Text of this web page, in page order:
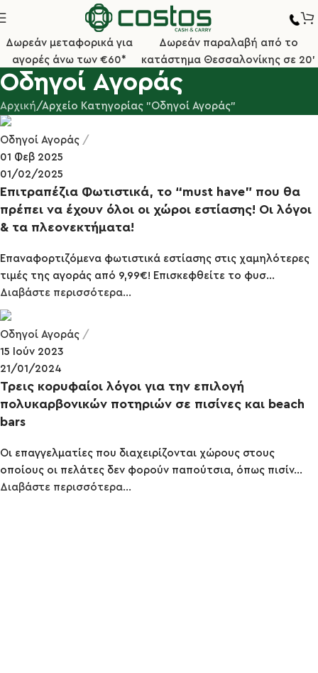
Δωρεάν μεταφορικά για
αγορές άνω των €60*
Δωρεάν παραλαβή από το
κατάστημα Θεσσαλονίκης σε 20'
Οδηγοί Αγοράς
Αρχική Αρχείο Κατηγορίας "Οδηγοί Αγοράς"
Οδηγοί Αγοράς
01 Φεβ 2025
01/02/2025
Επιτραπέζια Φωτιστικά, τo “must have” που θα
πρέπει να έχουν όλοι οι χώροι εστίασης! Οι λόγοι
& τα πλεονεκτήματα!
Επαναφορτιζόμενα φωτιστικά εστίασης στις χαμηλότερες
τιμές της αγοράς από 9,99€! Επισκεφθείτε το φυσ...
Διαβάστε περισσότερα...
Οδηγοί Αγοράς
15 Ιούν 2023
21/01/2024
Τρεις κορυφαίοι λόγοι για την επιλογή
πολυκαρβονικών ποτηριών σε πισίνες και beach
bars
Οι επαγγελματίες που διαχειρίζονται χώρους στους
οποίους οι πελάτες δεν φορούν παπούτσια, όπως πισίν...
Διαβάστε περισσότερα...